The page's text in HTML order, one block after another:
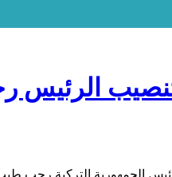
التركية رجب طيب